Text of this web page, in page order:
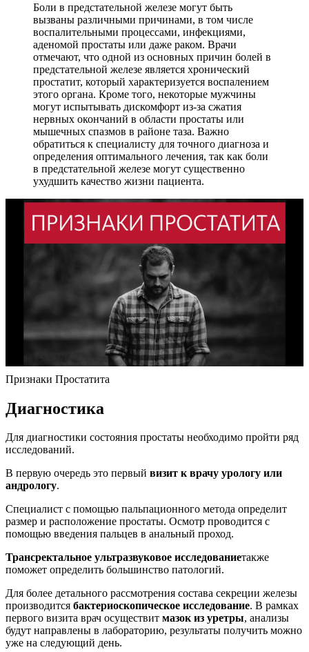
Боли в предстательной железе могут быть
вызваны различными причинами, в том числе
воспалительными процессами, инфекциями,
аденомой простаты или даже раком. Врачи
отмечают, что одной из основных причин болей в
предстательной железе является хронический
простатит, который характеризуется воспалением
этого органа. Кроме того, некоторые мужчины
могут испытывать дискомфорт из-за сжатия
нервных окончаний в области простаты или
мышечных спазмов в районе таза. Важно
обратиться к специалисту для точного диагноза и
определения оптимального лечения, так как боли
в предстательной железе могут существенно
ухудшить качество жизни пациента.
Признаки Простатита
Диагностика
Для диагностики состояния простаты необходимо пройти ряд
исследований.
В первую очередь это первый визит к врачу урологу или
андрологу.
Специалист с помощью пальпационного метода определит
размер и расположение простаты. Осмотр проводится с
помощью введения пальцев в анальный проход.
Трансректальное ультразвуковое исследованиетакже
поможет определить большинство патологий.
Для более детального рассмотрения состава секреции железы
производится бактериоскопическое исследование. В рамках
первого визита врач осуществит мазок из уретры, анализы
будут направлены в лабораторию, результаты получить можно
уже на следующий день.